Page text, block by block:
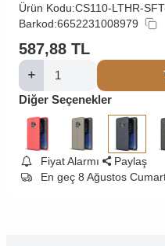
Ürün Kodu:CS110-LTHR-
Barkod:6652231008979
587,88 TL
Diğer Seçenekler
Fiyat Alarmı
Paylaş
En geç 8 Ağustos